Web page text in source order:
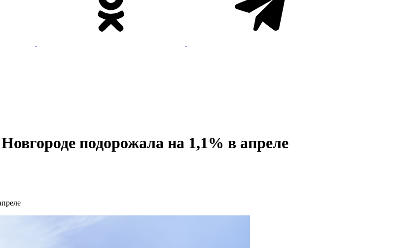
подорожала на 1,1% в апреле